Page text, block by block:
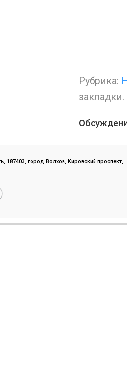
Рубрика:
закладки.
187403, город Волхов, Кировский проспект,